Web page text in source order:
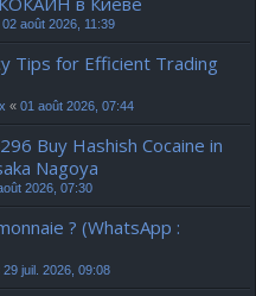
02 août 2026, 11:39
Tips for Efficient Trading
« 01 août 2026, 07:44
Buy Hashish Cocaine in
Nagoya
2026, 07:30
? (WhatsApp :
29 juil. 2026, 09:08